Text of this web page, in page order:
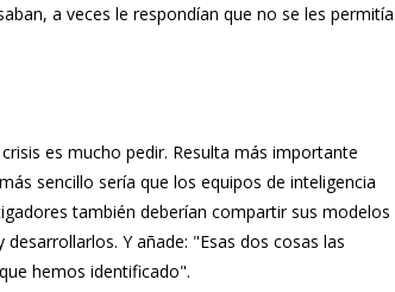
a veces le respondían que no se les permitía
es mucho pedir. Resulta más importante
sencillo sería que los equipos de inteligencia
también deberían compartir sus modelos
Y añade: "Esas dos cosas las
hemos identificado".